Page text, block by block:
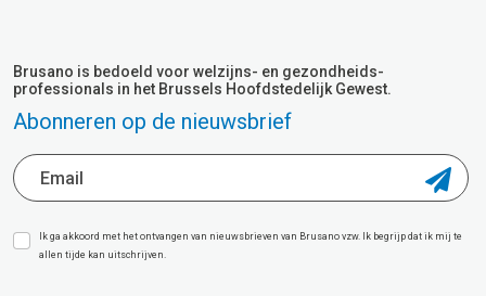
Brusano is bedoeld voor welzijns- en gezondheids-
professionals in het Brussels Hoofdstedelijk Gewest.
Abonneren op de nieuwsbrief
Ik ga akkoord met het ontvangen van nieuwsbrieven van Brusano vzw. Ik begrijp dat ik mij te
allen tijde kan uitschrijven.